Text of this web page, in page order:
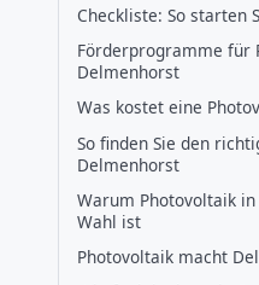
Checkliste: So starten
Förderprogramme für
Delmenhorst
Was kostet eine
So finden Sie den
Delmenhorst
Warum Photovoltaik
Wahl ist
Photovoltaik macht